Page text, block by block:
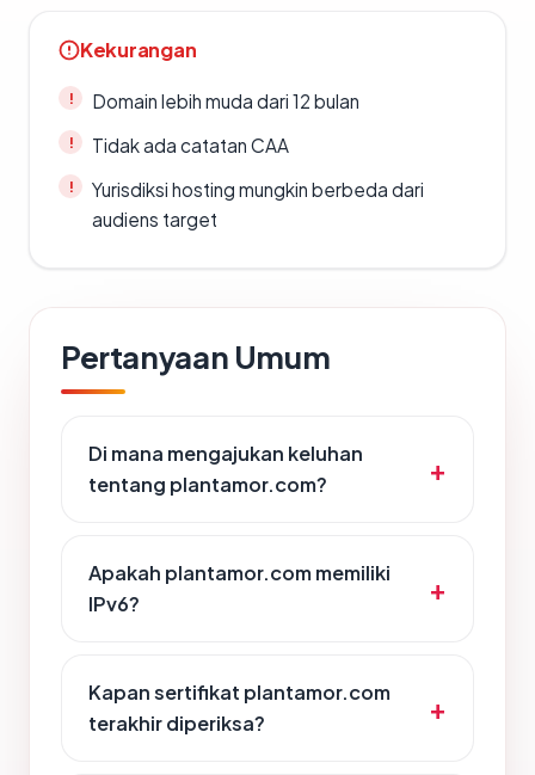
Kekurangan
Domain lebih muda dari 12 bulan
Tidak ada catatan CAA
Yurisdiksi hosting mungkin berbeda dari
audiens target
Pertanyaan Umum
Di mana mengajukan keluhan
tentang plantamor.com?
Apakah plantamor.com memiliki
IPv6?
Kapan sertifikat plantamor.com
terakhir diperiksa?